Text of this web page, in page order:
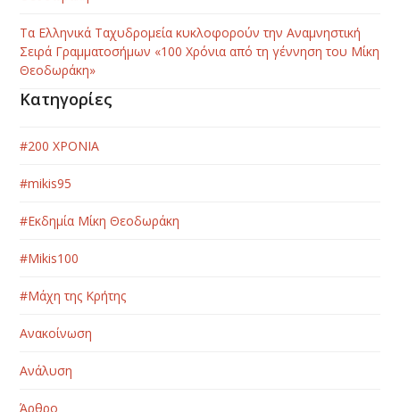
Τα Ελληνικά Ταχυδρομεία κυκλοφορούν την Αναμνηστική
Σειρά Γραμματοσήμων «100 Χρόνια από τη γέννηση του Μίκη
Θεοδωράκη»
Κατηγορίες
#200 ΧΡΟΝΙΑ
#mikis95
#Εκδημία Μίκη Θεοδωράκη
#Μikis100
#Μάχη της Κρήτης
Ανακοίνωση
Ανάλυση
Άρθρο